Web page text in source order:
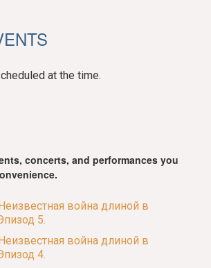
at the time.
concerts, and performances you
война длиной в
5.
война длиной в
4.